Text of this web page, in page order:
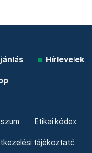
Hírlevelek
Etikai kódex
tájékoztató